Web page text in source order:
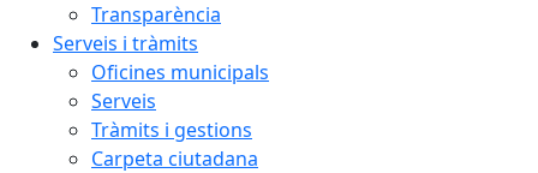
Transparència
Serveis i tràmits
Oficines municipals
Serveis
Tràmits i gestions
Carpeta ciutadana